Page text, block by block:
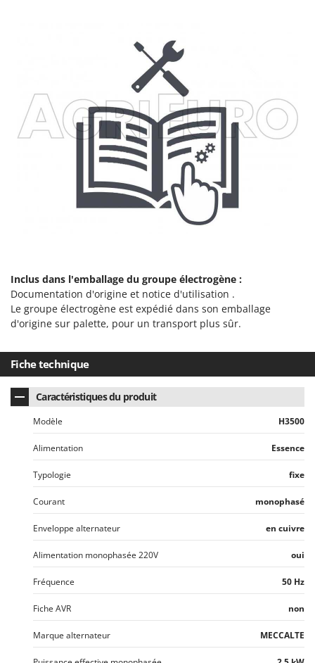
Inclus dans l'emballage du groupe électrogène :
Documentation d'origine et notice d'utilisation .
Le groupe électrogène est expédié dans son emballage
d'origine sur palette, pour un transport plus sûr.
Fiche technique
Caractéristiques du produit
Modèle H3500
Alimentation Essence
Typologie fixe
Courant monophasé
Enveloppe alternateur en cuivre
Alimentation monophasée 220V oui
Fréquence 50 Hz
Fiche AVR non
Marque alternateur MECCALTE